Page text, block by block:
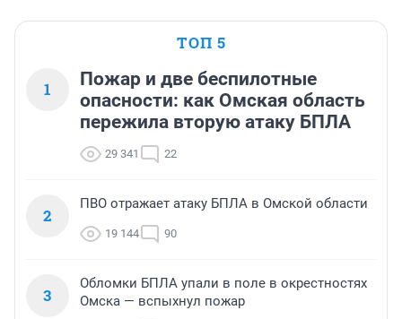
ТОП 5
1
Пожар и две беспилотные
опасности: как Омская область
пережила вторую атаку БПЛА
29 341 22
2
ПВО отражает атаку БПЛА в Омской области
19 144 90
3
Обломки БПЛА упали в поле в окрестностях
Омска — вспыхнул пожар